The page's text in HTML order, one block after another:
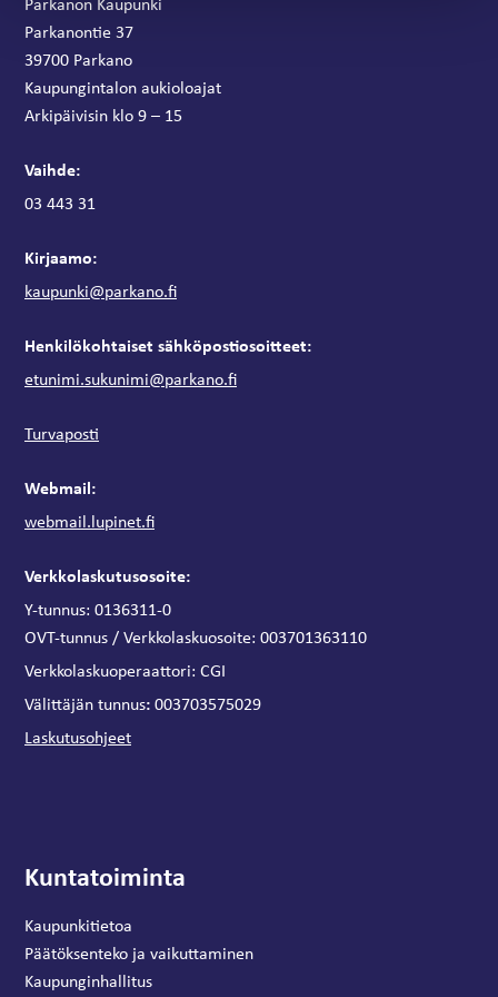
Parkanontie 37
39700 Parkano
Kaupungintalon aukioloajat
Arkipäivisin klo 9 – 15
Vaihde:
03 443 31
Kirjaamo:
kaupunki@parkano.fi
Henkilökohtaiset sähköpostiosoitteet:
etunimi.sukunimi@parkano.fi
Turvaposti
Webmail:
webmail.lupinet.fi
Verkkolaskutusosoite:
Y-tunnus: 0136311-0
OVT-tunnus / Verkkolaskuosoite: 003701363110
Verkkolaskuoperaattori: CGI
Välittäjän tunnus:003703575029
Laskutusohjeet
Kuntatoiminta
Kaupunkitietoa
Päätöksenteko ja vaikuttaminen
Kaupunginhallitus